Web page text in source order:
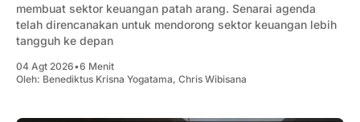
membuat sektor keuangan patah arang. Senarai agenda
telah direncanakan untuk mendorong sektor keuangan lebih
tangguh ke depan
04 Agt 2026•6 Menit
Oleh: Benediktus Krisna Yogatama, Chris Wibisana